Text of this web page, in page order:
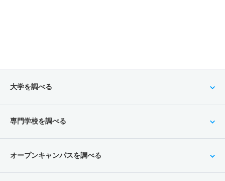
大学を調べる
専門学校を調べる
オープンキャンパスを調べる